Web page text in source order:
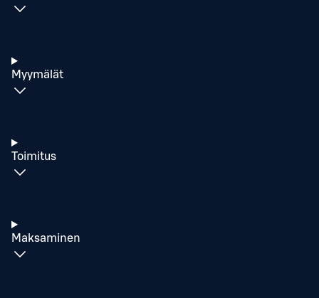
Myymälät
Toimitus
Maksaminen